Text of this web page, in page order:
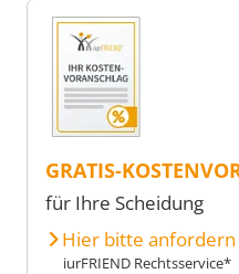
GRATIS-
für Ihre Scheidung
Hier bitte anfordern
iurFRIEND Rechtsservice*